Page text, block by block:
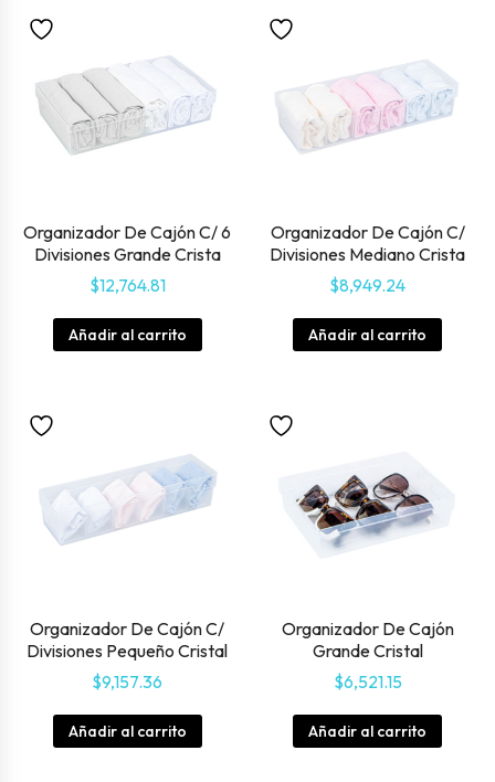
Organizador De Cajón C/ 6
Divisiones Grande Crista
$12,764.81
Añadir al carrito
Organizador De Cajón C/
Divisiones Mediano Crista
$8,949.24
Añadir al carrito
Organizador De Cajón C/
Divisiones Pequeño Cristal
$9,157.36
Añadir al carrito
Organizador De Cajón
Grande Cristal
$6,521.15
Añadir al carrito